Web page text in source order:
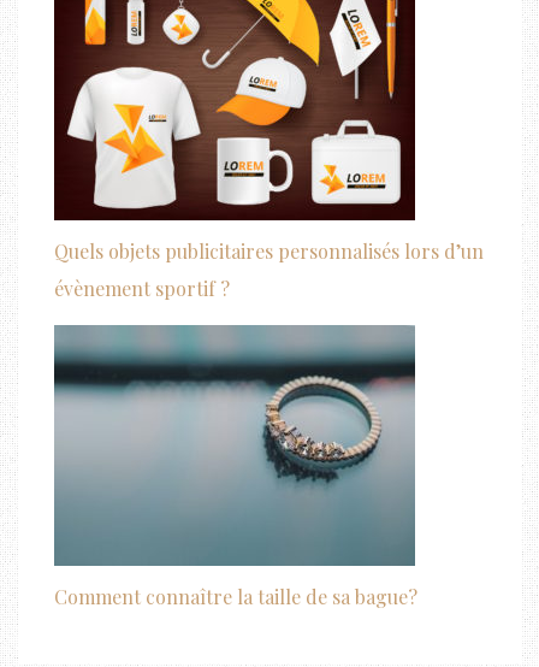
Quels objets publicitaires personnalisés lors d’un
évènement sportif ?
Comment connaître la taille de sa bague?